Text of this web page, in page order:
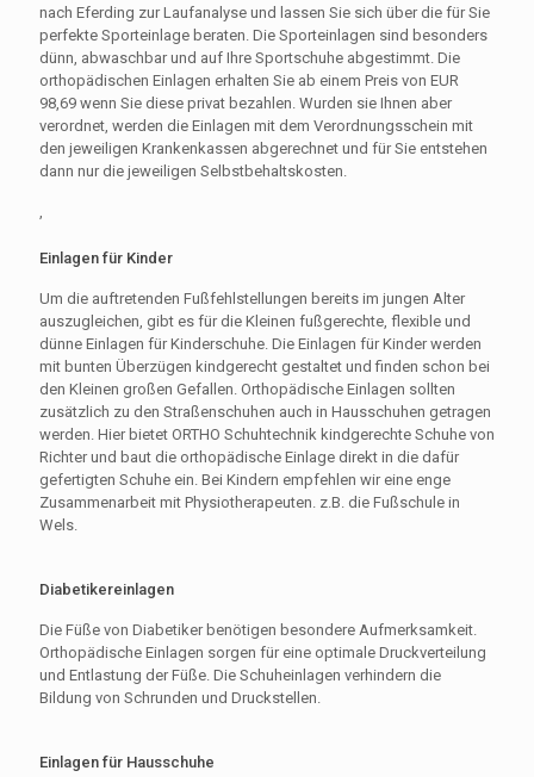
nach Eferding zur Laufanalyse und lassen Sie sich über die für Sie
perfekte Sporteinlage beraten. Die Sporteinlagen sind besonders
dünn, abwaschbar und auf Ihre Sportschuhe abgestimmt. Die
orthopädischen Einlagen erhalten Sie ab einem Preis von EUR
98,69 wenn Sie diese privat bezahlen. Wurden sie Ihnen aber
verordnet, werden die Einlagen mit dem Verordnungsschein mit
den jeweiligen Krankenkassen abgerechnet und für Sie entstehen
dann nur die jeweiligen Selbstbehaltskosten.
Einlagen für Kinder
Um die auftretenden Fußfehlstellungen bereits im jungen Alter
auszugleichen, gibt es für die Kleinen fußgerechte, flexible und
dünne Einlagen für Kinderschuhe. Die Einlagen für Kinder werden
mit bunten Überzügen kindgerecht gestaltet und finden schon bei
den Kleinen großen Gefallen. Orthopädische Einlagen sollten
zusätzlich zu den Straßenschuhen auch in Hausschuhen getragen
werden. Hier bietet ORTHO Schuhtechnik kindgerechte Schuhe von
Richter und baut die orthopädische Einlage direkt in die dafür
gefertigten Schuhe ein. Bei Kindern empfehlen wir eine enge
Zusammenarbeit mit Physiotherapeuten. z.B. die Fußschule in
Wels.
Diabetikereinlagen
Die Füße von Diabetiker benötigen besondere Aufmerksamkeit.
Orthopädische Einlagen sorgen für eine optimale Druckverteilung
und Entlastung der Füße. Die Schuheinlagen verhindern die
Bildung von Schrunden und Druckstellen.
Einlagen für Hausschuhe